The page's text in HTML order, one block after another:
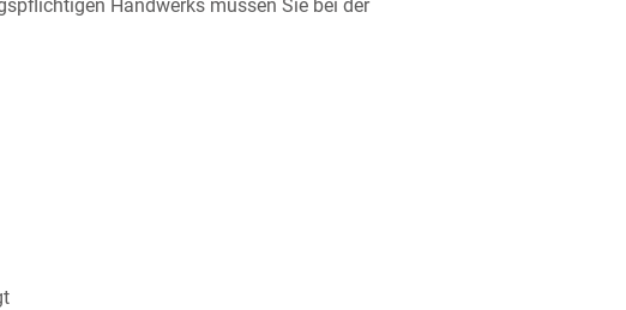
Handwerks müssen Sie bei der